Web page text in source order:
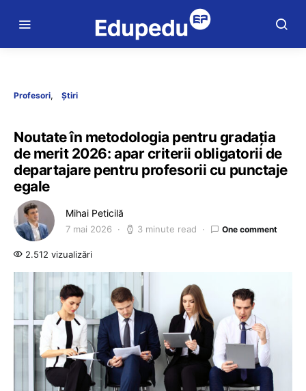
Profesori Știri
Noutate în metodologia pentru gradația
de merit 2026: apar criterii obligatorii de
departajare pentru profesorii cu punctaje
egale
Mihai Peticilă
7 mai 2026 3 minute read One comment
2.512 vizualizări